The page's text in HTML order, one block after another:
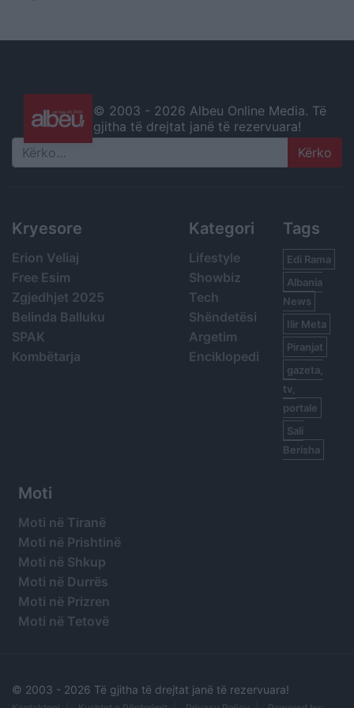
© 2003 - 2026 Albeu Online Media. Të
gjitha të drejtat janë të rezervuara!
Search
Kryesore
Erion Veliaj
Free Esim
Zgjedhjet 2025
Belinda Balluku
SPAK
Kombëtarja
Kategori
Lifestyle
Showbiz
Tech
Shëndetësi
Argetim
Enciklopedi
Tags
Edi Rama
Albania
News
Ilir Meta
Piranjat
gazeta,
tv,
portale
Sali
Berisha
Moti
Moti në Tiranë
Moti në Prishtinë
Moti në Shkup
Moti në Durrës
Moti në Prizren
Moti në Tetovë
© 2003 - 2026 Të gjitha të drejtat janë të rezervuara!